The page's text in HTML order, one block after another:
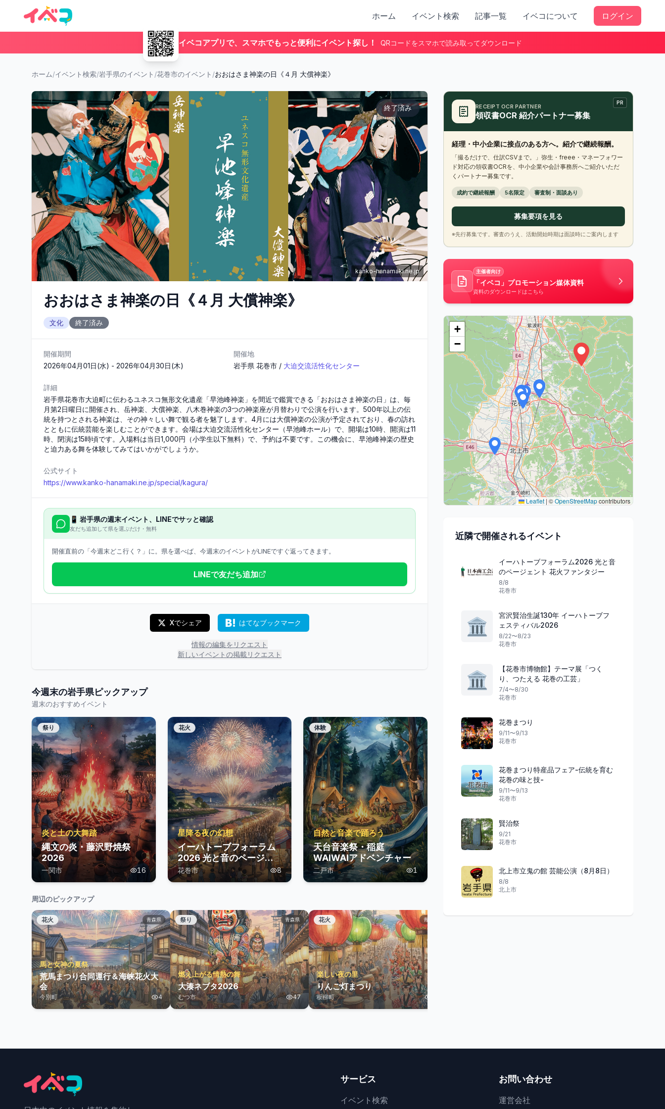
ホーム イベント検索 記事一覧 イベコについて ログイン
イベコアプリで、スマホでもっと便利にイベント探し！ QRコードをスマホで読み取ってダウンロード
ホーム/イベント検索/岩手県のイベント /花巻市のイベント /おおはさま神楽の日《４月 大償神楽》
kanko-hanamaki.ne.jp
終了済み
おおはさま神楽の日《４月 大償神楽》
文化 終了済み
開催期間
2026年04月01日(水) - 2026年04月30日(木)
開催地
岩手県 花巻市 / 大迫交流活性化センター
詳細
岩手県花巻市大迫町に伝わるユネスコ無形文化遺産「早池峰神楽」を間近で鑑賞できる「おおはさま神楽の日」は、毎
月第2日曜日に開催され、岳神楽、大償神楽、八木巻神楽の3つの神楽座が月替わりで公演を行います。500年以上の伝
統を持つとされる神楽は、その神々しい舞で観る者を魅了します。4月には大償神楽の公演が予定されており、春の訪れ
とともに伝統芸能を楽しむことができます。会場は大迫交流活性化センター（早池峰ホール）で、開場は10時、開演は11
時、閉演は15時頃です。入場料は当日1,000円（小学生以下無料）で、予約は不要です。この機会に、早池峰神楽の歴史
と迫力ある舞を体験してみてはいかがでしょうか。
公式サイト
https://www.kanko-hanamaki.ne.jp/special/kagura/
📱 岩手県の週末イベント、LINEでサッと確認
友だち追加して県を選ぶだけ・無料
開催直前の「今週末どこ行く？」に。県を選べば、今週末のイベントがLINEですぐ返ってきます。
LINEで友だち追加
Xでシェア はてなブックマーク
情報の編集をリクエスト
新しいイベントの掲載リクエスト
今週末の岩手県ピックアップ
週末のおすすめイベント
祭り
炎と土の大舞踏
縄文の炎・藤沢野焼祭
2026
一関市 16
花火
星降る夜の幻想
イーハトーブフォーラム
2026 光と音のページェ
ント 花火ファンタジー
花巻市 8
体験
自然と音楽で踊ろう
天台音楽祭・稲庭
WAIWAIアドベンチャー
二戸市 1
周辺のピックアップ
花火 青森県
馬と女神の夏祭
荒馬まつり合同運行＆海峡花火大
会
今別町 4
祭り 青森県
燃え上がる情熱の舞
大湊ネブタ2026
むつ市 47
花火 青森県
楽しい夜の里
りんご灯まつり
板柳町
PR
RECEIPT OCR PARTNER
領収書OCR 紹介パートナー募集
経理・中小企業に接点のある方へ。紹介で継続報酬。
「撮るだけで、仕訳CSVまで。」弥生・freee・マネーフォワー
ド対応の領収書OCRを、中小企業や会計事務所へご紹介いただ
くパートナー募集です。
成約で継続報酬 5名限定 審査制・面談あり
募集要項を見る
※先行募集です。審査のうえ、活動開始時期は面談時にご案内します
主催者向け
「イベコ」プロモーション媒体資料
資料のダウンロードはこちら
+
−
Leaflet |©OpenStreetMapcontributors
近隣で開催されるイベント
イーハトーブフォーラム2026 光と音
のページェント 花火ファンタジー
8/8
花巻市
🏛️
宮沢賢治生誕130年 イーハトーブフ
ェスティバル2026
8/22〜8/23
花巻市
🏛️
【花巻市博物館】テーマ展「つく
り、つたえる 花巻の工芸」
7/4〜8/30
花巻市
花巻まつり
9/11〜9/13
花巻市
花巻まつり特産品フェア-伝統を育む
花巻の味と技-
9/11〜9/13
花巻市
賢治祭
9/21
花巻市
北上市立鬼の館 芸能公演（8月8日）
8/8
北上市
サービス
イベント検索
お問い合わせ
運営会社